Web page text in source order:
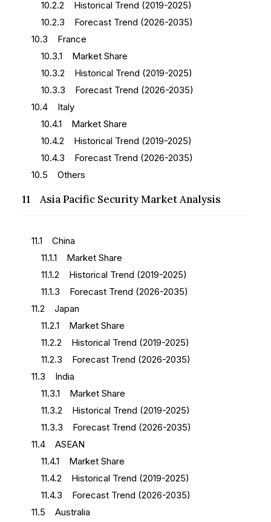
10.2.2 Historical Trend (2019-2025)
10.2.3 Forecast Trend (2026-2035)
10.3 France
10.3.1 Market Share
10.3.2 Historical Trend (2019-2025)
10.3.3 Forecast Trend (2026-2035)
10.4 Italy
10.4.1 Market Share
10.4.2 Historical Trend (2019-2025)
10.4.3 Forecast Trend (2026-2035)
10.5 Others
11 Asia Pacific Security Market Analysis
11.1 China
11.1.1 Market Share
11.1.2 Historical Trend (2019-2025)
11.1.3 Forecast Trend (2026-2035)
11.2 Japan
11.2.1 Market Share
11.2.2 Historical Trend (2019-2025)
11.2.3 Forecast Trend (2026-2035)
11.3 India
11.3.1 Market Share
11.3.2 Historical Trend (2019-2025)
11.3.3 Forecast Trend (2026-2035)
11.4 ASEAN
11.4.1 Market Share
11.4.2 Historical Trend (2019-2025)
11.4.3 Forecast Trend (2026-2035)
11.5 Australia